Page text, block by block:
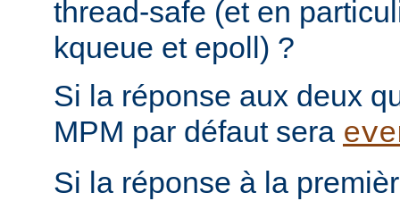
thread-safe (et en
kqueue et epoll) ?
Si la réponse aux deux
MPM par défaut sera
Si la réponse à la